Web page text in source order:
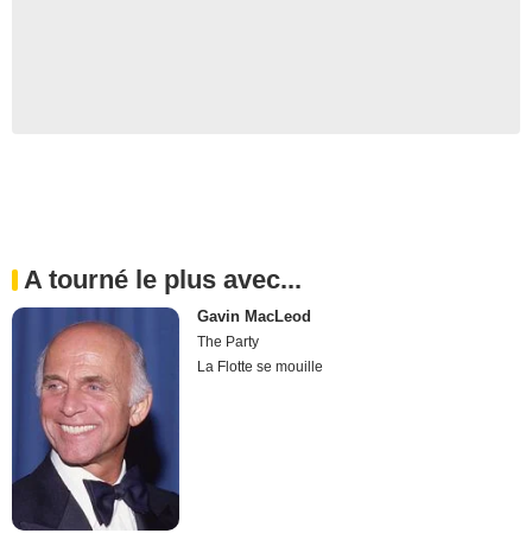
A tourné le plus avec...
Gavin MacLeod
The Party
La Flotte se mouille